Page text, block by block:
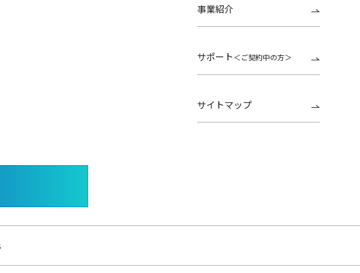
事業紹介
サポート＜ご契約中の方＞
サイトマップ